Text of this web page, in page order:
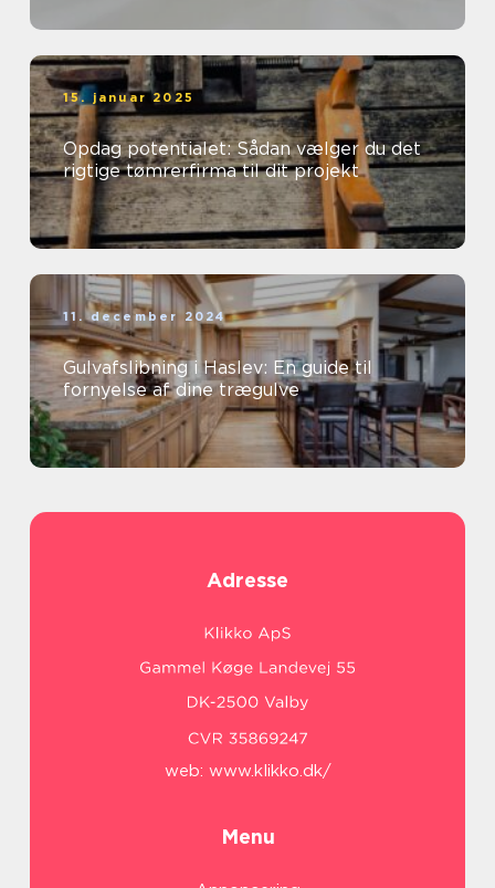
15. januar 2025
Opdag potentialet: Sådan vælger du det
rigtige tømrerfirma til dit projekt
11. december 2024
Gulvafslibning i Haslev: En guide til
fornyelse af dine trægulve
Adresse
web: www.klikko.dk/
Menu